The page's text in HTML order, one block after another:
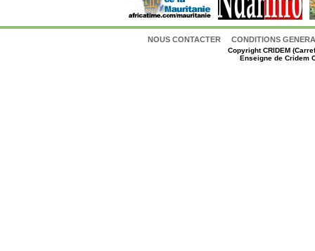
NOUS CONTACTER CONDITIONS
CopyrightCRIDEM
Enseigne de Cridem